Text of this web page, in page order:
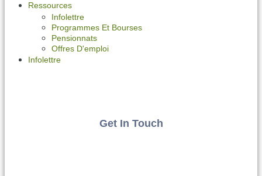
Ressources
Infolettre
Programmes Et Bourses
Pensionnats
Offres D'emploi
Infolettre
Get In Touch